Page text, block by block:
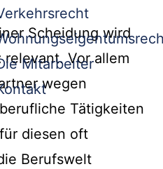
Mitarbeiter
Scheidung wird
relevant. Vor allem
wegen
Tätigkeiten
diesen oft
Berufswelt